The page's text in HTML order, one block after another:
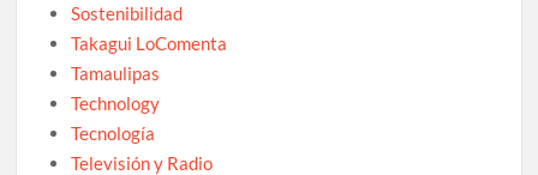
Sostenibilidad
Takagui LoComenta
Tamaulipas
Technology
Tecnología
Televisión y Radio